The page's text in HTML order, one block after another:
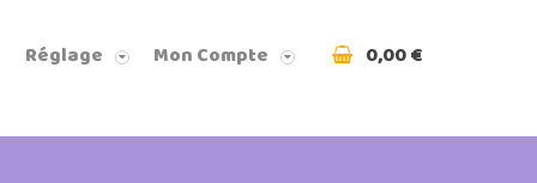
Réglage Mon Compte 0,00 €